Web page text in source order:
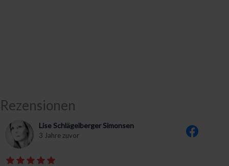
Rezensionen
Lise Schlägelberger Simonsen
3 Jahre zuvor